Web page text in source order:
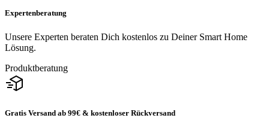
Expertenberatung
Unsere Experten beraten Dich kostenlos zu Deiner Smart Home
Lösung.
Produktberatung
Gratis Versand ab 99€ & kostenloser Rückversand